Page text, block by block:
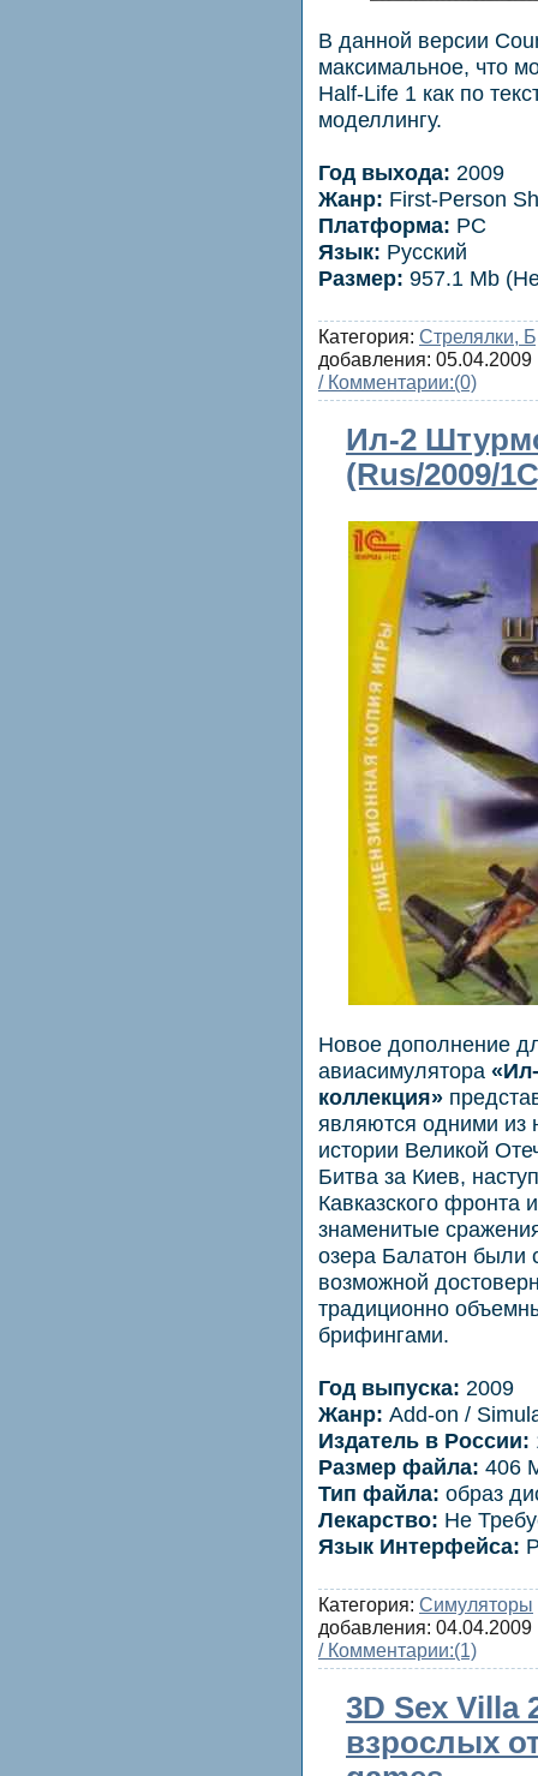
В данной версии
максимальное, что
Half-Life 1 как по
моделлингу.
Год выхода: 2009
Жанр: First-Person
Платформа: PC
Язык: Русский
Размер: 957.1 Mb
Категория: Стрелялки,
добавления: 05.04.2009
/ Комментарии:(0)
Ил-2
(Rus/2009/
Новое дополнение
авиасимулятора
коллекция»
являются одними из
истории Великой
Битва за Киев,
Кавказского фронта
знаменитые
озера Балатон были
возможной
традиционно
брифингами.
Год выпуска: 2009
Жанр: Add-on /
Издатель в России:
Размер файла: 406
Тип файла: образ
Лекарство: Не
Язык Интерфейса:
Категория: Симуляторы
добавления: 04.04.2009
/ Комментарии:(1)
3D Sex Villa
взрослых